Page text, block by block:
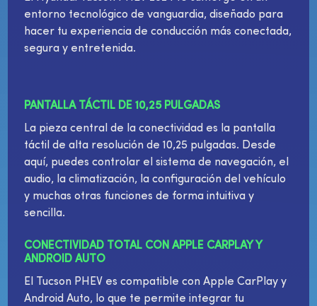
entorno tecnológico de vanguardia, diseñado para
hacer tu experiencia de conducción más conectada,
segura y entretenida.
PANTALLA TÁCTIL DE 10,25 PULGADAS
La pieza central de la conectividad es la pantalla
táctil de alta resolución de 10,25 pulgadas. Desde
aquí, puedes controlar el sistema de navegación, el
audio, la climatización, la configuración del vehículo
y muchas otras funciones de forma intuitiva y
sencilla.
CONECTIVIDAD TOTAL CON APPLE CARPLAY Y
ANDROID AUTO
El Tucson PHEV es compatible con Apple CarPlay y
Android Auto, lo que te permite integrar tu